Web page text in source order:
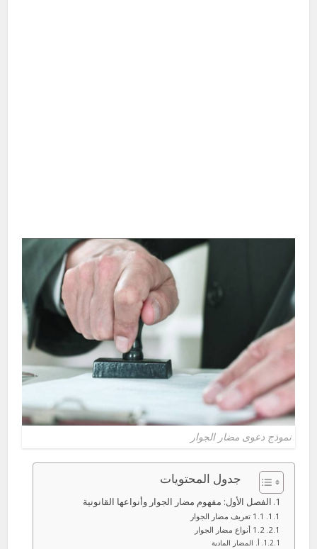
نموذج دعوى مضار الجوار
جدول المحتويات
الفصل الأول: مفهوم مضار الجوار وأنواعها القانونية
1.1 تعريف مضار الجوار
1.2 أنواع مضار الجوار
أ. المضار المادية